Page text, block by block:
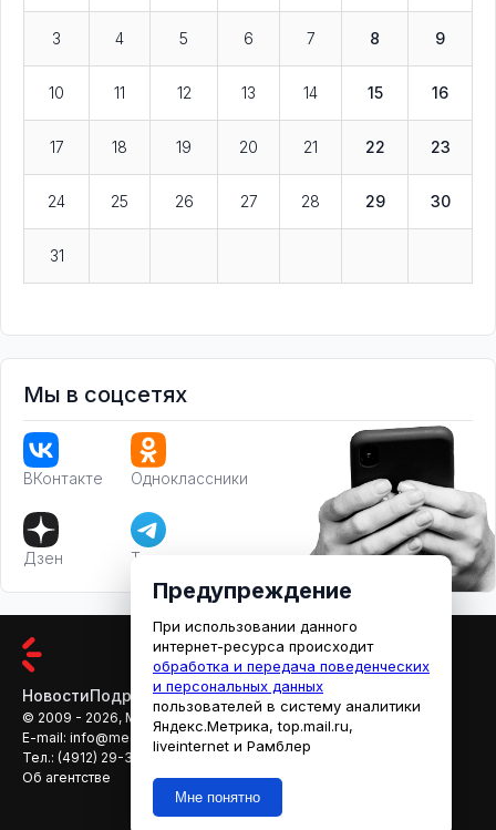
3 4 5 6 7 8 9
10 11 12 13 14 15 16
17 18 19 20 21 22 23
24 25 26 27 28 29 30
31
Мы в соцсетях
ВКонтакте Одноклассники
Дзен Телеграм
НовостиПодробностиАфишаКино
© 2009 - 2026, МЕДИАРЯЗАНЬ
E-mail: info@mediaryazan.ru
reklama@mediaryazan.ru
Тел.: (4912) 29-33-66
Об агентстве
Предупреждение
При использовании данного
интернет-ресурса происходит
обработка и передача поведенческих
и персональных данных
пользователей в систему аналитики
Яндекс.Метрика, top.mail.ru,
liveinternet и Рамблер
Мне понятно